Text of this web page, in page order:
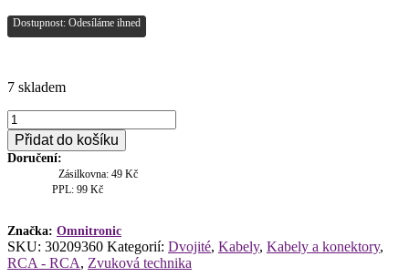
Dostupnost: Odesíláme ihned
7 skladem
Omnitronic
Stereo
audio
kabel
2x2
1,5m
množství
Přidat do košíku
Doručení:
Zásilkovna: 49 Kč
PPL: 99 Kč
Značka: Omnitronic
SKU: 30209360 Kategorií: Dvojité, Kabely, Kabely a konektory,
RCA - RCA, Zvuková technika